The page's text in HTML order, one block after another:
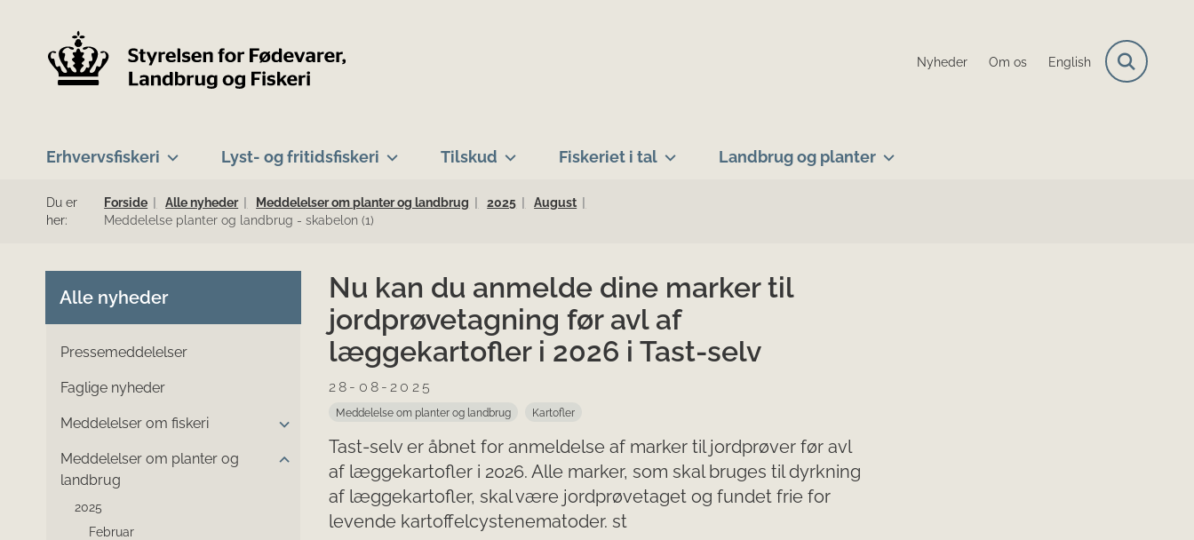
Nyheder Om os English
Erhvervsfiskeri Lyst- og fritidsfiskeri Tilskud Fiskeriet i tal Landbrug og planter
Du er
her:
Forside Alle nyheder Meddelelser om planter og landbrug 2025
August
Meddelelse planter og landbrug - skabelon (1)
Alle nyheder
Pressemeddelelser
Faglige nyheder
Meddelelser om fiskeri
Meddelelser om planter og
landbrug
2025
Februar
Nu kan du anmelde dine marker til
jordprøvetagning før avl af
læggekartofler i 2026 i Tast-selv
28-08-2025
Meddelelse om planter og landbrug Kartofler
Tast-selv er åbnet for anmeldelse af marker til jordprøver før avl
af læggekartofler i 2026. Alle marker, som skal bruges til dyrkning
af læggekartofler, skal være jordprøvetaget og fundet frie for
levende kartoffelcystenematoder. st